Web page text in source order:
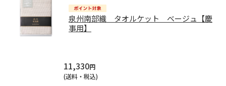
泉州南部織 タオルケット ベージュ【慶
事用】
11,330円
(送料・税込)